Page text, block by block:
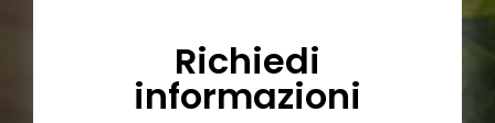
Richiedi
informazioni